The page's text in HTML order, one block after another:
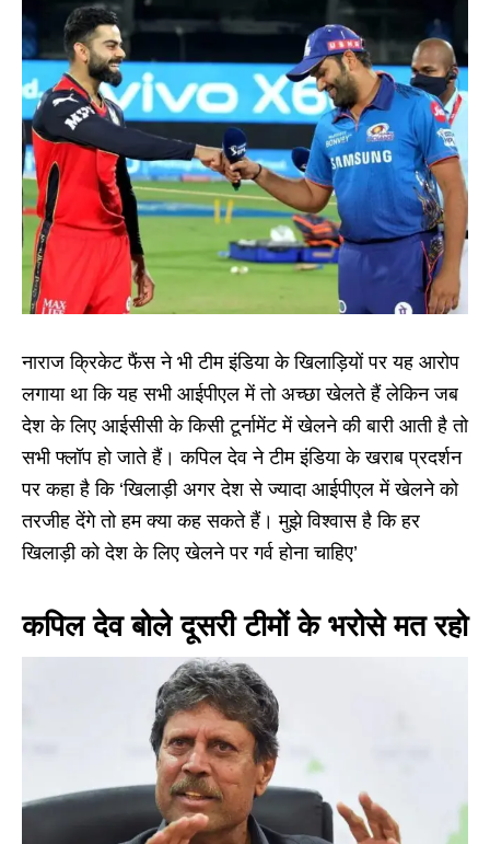
नाराज क्रिकेट फैंस ने भी टीम इंडिया के खिलाड़ियों पर यह आरोप
लगाया था कि यह सभी आईपीएल में तो अच्छा खेलते हैं लेकिन जब
देश के लिए आईसीसी के किसी टूर्नामेंट में खेलने की बारी आती है तो
सभी फ्लॉप हो जाते हैं। कपिल देव ने टीम इंडिया के खराब प्रदर्शन
पर कहा है कि ‘खिलाड़ी अगर देश से ज्यादा आईपीएल में खेलने को
तरजीह देंगे तो हम क्या कह सकते हैं। मुझे विश्वास है कि हर
खिलाड़ी को देश के लिए खेलने पर गर्व होना चाहिए’
कपिल देव बोले दूसरी टीमों के भरोसे मत रहो